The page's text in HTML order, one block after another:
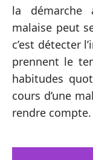
la démarche
malaise peut
c’est détecter
prennent le
habitudes
cours d’une
rendre compte.